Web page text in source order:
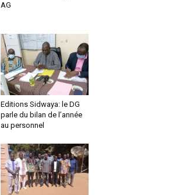
AG
Editions Sidwaya: le DG
parle du bilan de l’année
au personnel